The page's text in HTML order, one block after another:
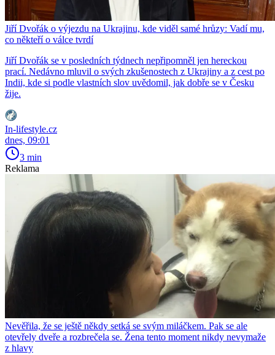
Jiří Dvořák o výjezdu na Ukrajinu, kde viděl samé hrůzy: Vadí mu,
co někteří o válce tvrdí
Jiří Dvořák se v posledních týdnech nepřipomněl jen hereckou
prací. Nedávno mluvil o svých zkušenostech z Ukrajiny a z cest po
Indii, kde si podle vlastních slov uvědomil, jak dobře se v Česku
žije.
In-lifestyle.cz
dnes, 09:01
3 min
Reklama
Nevěřila, že se ještě někdy setká se svým miláčkem. Pak se ale
otevřely dveře a rozbrečela se. Žena tento moment nikdy nevymaže
z hlavy